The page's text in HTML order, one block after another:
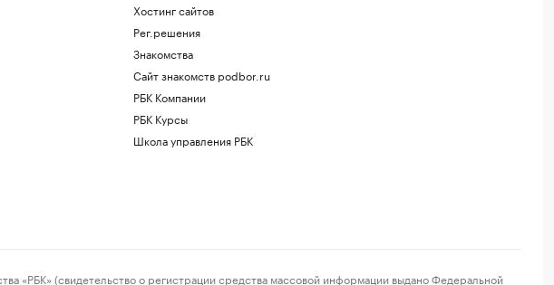
Хостинг сайтов
Рег.решения
Знакомства
Сайт знакомств podbor.ru
РБК Компании
РБК Курсы
Школа управления РБК
(свидетельство о регистрации средства массовой информации выдано Федеральной